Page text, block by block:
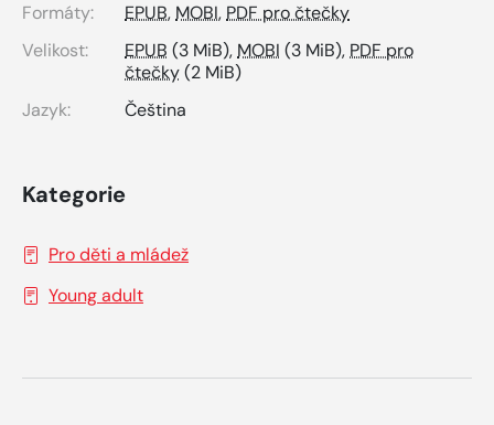
Formáty: EPUB,MOBI,PDF pro čtečky
Velikost:
EPUB (3 MiB),MOBI (3 MiB),PDF pro
čtečky(2 MiB)
Jazyk:
Čeština
Kategorie
Pro děti a mládež
Young adult